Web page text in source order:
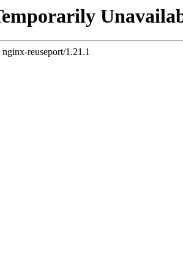
nginx-reuseport/1.21.1